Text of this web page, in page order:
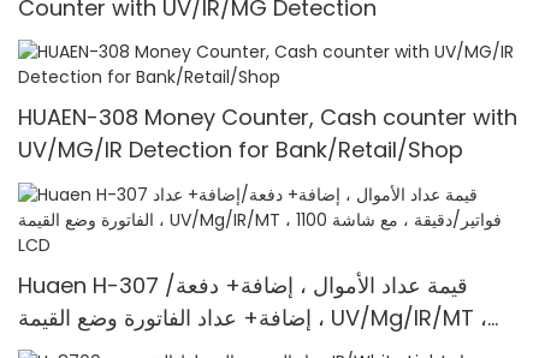
Counter with UV/IR/MG Detection
HUAEN-308 Money Counter, Cash counter with
UV/MG/IR Detection for Bank/Retail/Shop
Huaen H-307 قيمة عداد الأموال ، إضافة+ دفعة/
إضافة+ عداد الفاتورة وضع القيمة ، UV/Mg/IR/MT ،
1100 فواتير/دقيقة ، مع شاشة LCD